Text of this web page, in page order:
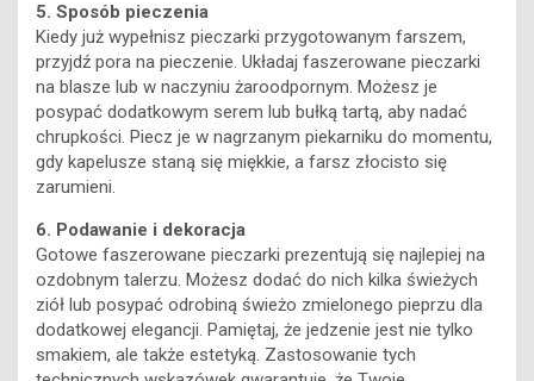
5. Sposób pieczenia
Kiedy już wypełnisz pieczarki przygotowanym farszem,
przyjdź pora na pieczenie. Układaj faszerowane pieczarki
na blasze lub w naczyniu żaroodpornym. Możesz je
posypać dodatkowym serem lub bułką tartą, aby nadać
chrupkości. Piecz je w nagrzanym piekarniku do momentu,
gdy kapelusze staną się miękkie, a farsz złocisto się
zarumieni.
6. Podawanie i dekoracja
Gotowe faszerowane pieczarki prezentują się najlepiej na
ozdobnym talerzu. Możesz dodać do nich kilka świeżych
ziół lub posypać odrobiną świeżo zmielonego pieprzu dla
dodatkowej elegancji. Pamiętaj, że jedzenie jest nie tylko
smakiem, ale także estetyką. Zastosowanie tych